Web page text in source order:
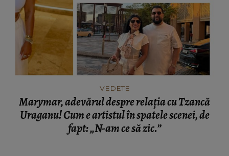
VEDETE
Marymar, adevărul despre relația cu Tzancă
Uraganu! Cum e artistul în spatele scenei, de
fapt: „N-am ce să zic.”